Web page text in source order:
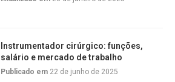
Instrumentador cirúrgico: funções,
salário e mercado de trabalho
Publicado em 22 de junho de 2025